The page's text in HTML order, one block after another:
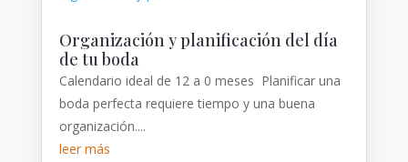
Organización y planificación del día
de tu boda
Calendario ideal de 12 a 0 meses Planificar una
boda perfecta requiere tiempo y una buena
organización....
leer más